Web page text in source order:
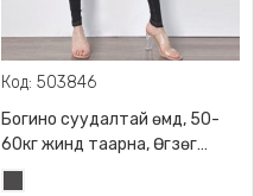
Код: 503846
Богино суудалтай өмд, 50-
60кг жинд таарна, Өгзөг
өргөгчтэй